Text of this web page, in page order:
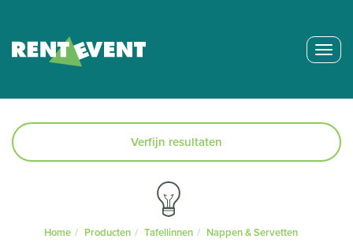
Verfijn resultaten
Home Producten Tafellinnen
Nappen & Servetten